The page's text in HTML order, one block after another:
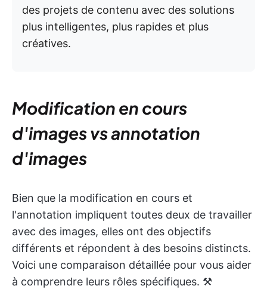
des projets de contenu avec des solutions
plus intelligentes, plus rapides et plus
créatives.
Modification en cours
d'images vs annotation
d'images
Bien que la modification en cours et
l'annotation impliquent toutes deux de travailler
avec des images, elles ont des objectifs
différents et répondent à des besoins distincts.
Voici une comparaison détaillée pour vous aider
à comprendre leurs rôles spécifiques. ⚒️